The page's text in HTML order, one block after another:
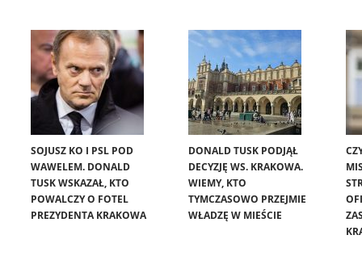
SOJUSZ KO I PSL POD
WAWELEM. DONALD
TUSK WSKAZAŁ, KTO
POWALCZY O FOTEL
PREZYDENTA KRAKOWA
DONALD TUSK PODJĄŁ
DECYZJĘ WS. KRAKOWA.
WIEMY, KTO
TYMCZASOWO PRZEJMIE
WŁADZĘ W MIEŚCIE